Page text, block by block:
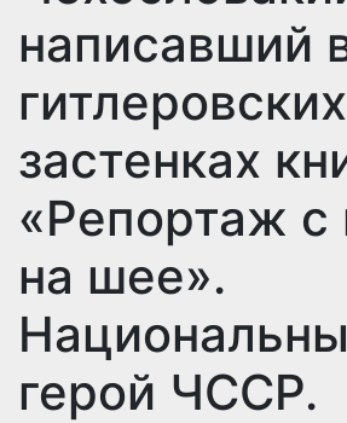
написавший
гитлеровских
застенках
«Репортаж с
на шее».
герой ЧССР.